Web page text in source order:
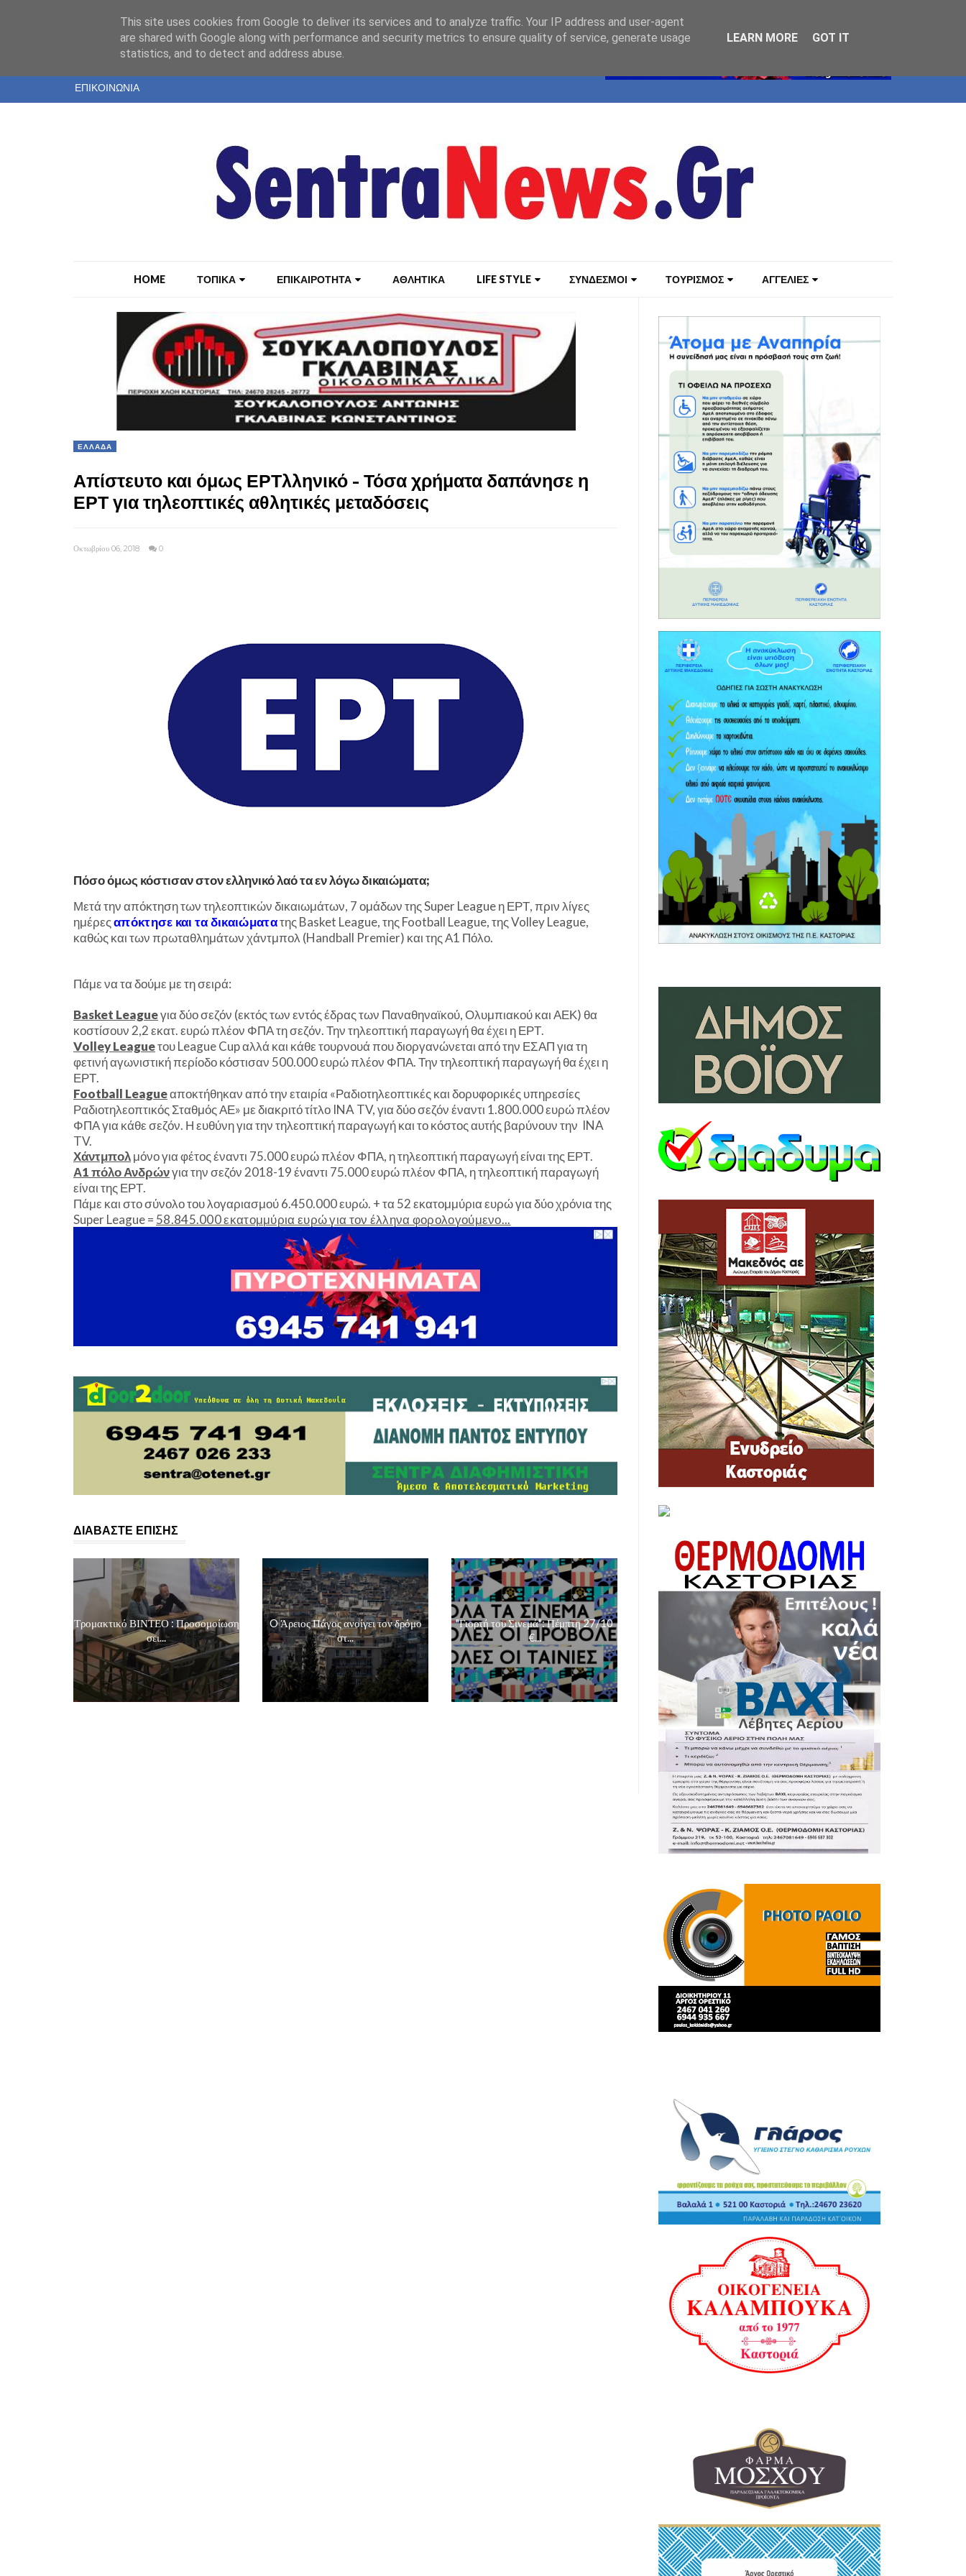
ΤΑΥΤΟΤΗΤΑ
ΕΝΤΥΠΗ ΕΚΔΟΣΗ
ΕΠΙΚΟΙΝΩΝΙΑ
HOME ΤΟΠΙΚΑ ΕΠΙΚΑΙΡΟΤΗΤΑ ΑΘΛΗΤΙΚΑ LIFE STYLE ΣΥΝΔΕΣΜΟΙ ΤΟΥΡΙΣΜΟΣ ΑΓΓΕΛΙΕΣ
ΕΛΛΑΔΑ
Απίστευτο και όμως ΕΡΤλληνικό - Τόσα χρήματα δαπάνησε η
ΕΡΤ για τηλεοπτικές αθλητικές μεταδόσεις
Οκτωβρίου 06, 2018 0
Πόσο όμως κόστισαν στον ελληνικό λαό τα εν λόγω δικαιώματα;
Μετά την απόκτηση των τηλεοπτικών δικαιωμάτων, 7 ομάδων της Super League η ΕΡΤ, πριν λίγες
ημέρεςαπόκτησε και τα δικαιώματατης Basket League, της Football League, της Volley League,
καθώς και των πρωταθλημάτων χάντμπολ (Handball Premier) και της Α1 Πόλο.
Πάμε να τα δούμε με τη σειρά:
Basket Leagueγια δύο σεζόν (εκτός των εντός έδρας των Παναθηναϊκού, Ολυμπιακού και ΑΕΚ) θα
κοστίσουν 2,2 εκατ. ευρώ πλέον ΦΠΑ τη σεζόν. Την τηλεοπτική παραγωγή θα έχει η ΕΡΤ.
Volley Leagueτου League Cup αλλά και κάθε τουρνουά που διοργανώνεται από την ΕΣΑΠ για τη
φετινή αγωνιστική περίοδο κόστισαν 500.000 ευρώ πλέον ΦΠΑ. Την τηλεοπτική παραγωγή θα έχει η
ΕΡΤ.
Football Leagueαποκτήθηκαν από την εταιρία «Ραδιοτηλεοπτικές και δορυφορικές υπηρεσίες
Ραδιοτηλεοπτικός Σταθμός ΑΕ» με διακριτό τίτλο INA TV, για δύο σεζόν έναντι 1.800.000 ευρώ πλέον
ΦΠΑ για κάθε σεζόν. Η ευθύνη για την τηλεοπτική παραγωγή και το κόστος αυτής βαρύνουν την INA
TV.
Χάντμπολμόνο για φέτος έναντι 75.000 ευρώ πλέον ΦΠΑ, η τηλεοπτική παραγωγή είναι της ΕΡΤ.
Α1 πόλο Ανδρώνγια την σεζόν 2018-19 έναντι 75.000 ευρώ πλέον ΦΠΑ, η τηλεοπτική παραγωγή
είναι της ΕΡΤ.
Πάμε και στο σύνολο του λογαριασμού 6.450.000 ευρώ. + τα 52 εκατομμύρια ευρώ για δύο χρόνια της
Super League = 58.845.000 εκατομμύρια ευρώ για τον έλληνα φορολογούμενο...
ΔΙΑΒΑΣΤΕ ΕΠΙΣΗΣ
Τρομακτικό ΒΙΝΤΕΟ : Προσομοίωση
σει...
O Άρειος Πάγος ανοίγει τον δρόμο
στ...
"Γιορτή του Σινεμά": Πέμπτη 27/10
€...
This site uses cookies from Google to deliver its services and to analyze traffic. Your IP address and user-agent
are shared with Google along with performance and security metrics to ensure quality of service, generate usage
statistics, and to detect and address abuse.
LEARN MORE GOT IT